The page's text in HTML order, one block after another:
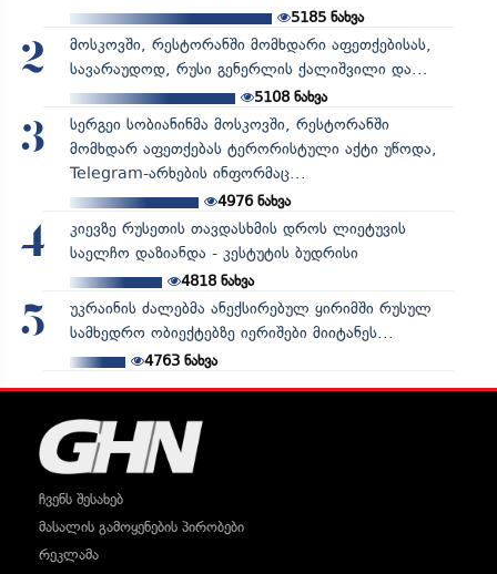
5185 ნახვა
2
მოსკოვში, რესტორანში მომხდარი აფეთქებისას,
სავარაუდოდ, რუსი გენერლის ქალიშვილი და...
5108ნახვა
3
სერგეი სობიანინმა მოსკოვში, რესტორანში
მომხდარ აფეთქებას ტერორისტული აქტი უწოდა,
Telegram-არხების ინფორმაც...
4976ნახვა
4
კიევზე რუსეთის თავდასხმის დროს ლიეტუვის
საელჩო დაზიანდა - კესტუტის ბუდრისი
4818ნახვა
5
უკრაინის ძალებმა ანექსირებულ ყირიმში რუსულ
სამხედრო ობიექტებზე იერიშები მიიტანეს...
4763ნახვა
ჩვენს შესახებ
მასალის გამოყენების პირობები
რეკლამა